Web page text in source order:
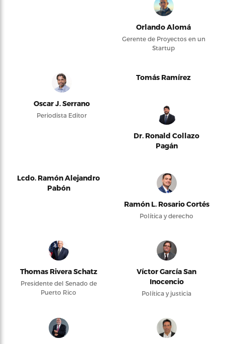
Orlando Alomá
Gerente de Proyectos en un
Startup
Oscar J. Serrano
Periodista Editor
Tomás Ramírez
Dr. Ronald Collazo
Pagán
Lcdo. Ramón Alejandro
Pabón
Ramón L. Rosario Cortés
Política y derecho
Thomas Rivera Schatz
Presidente del Senado de
Puerto Rico
Víctor García San
Inocencio
Política y justicia